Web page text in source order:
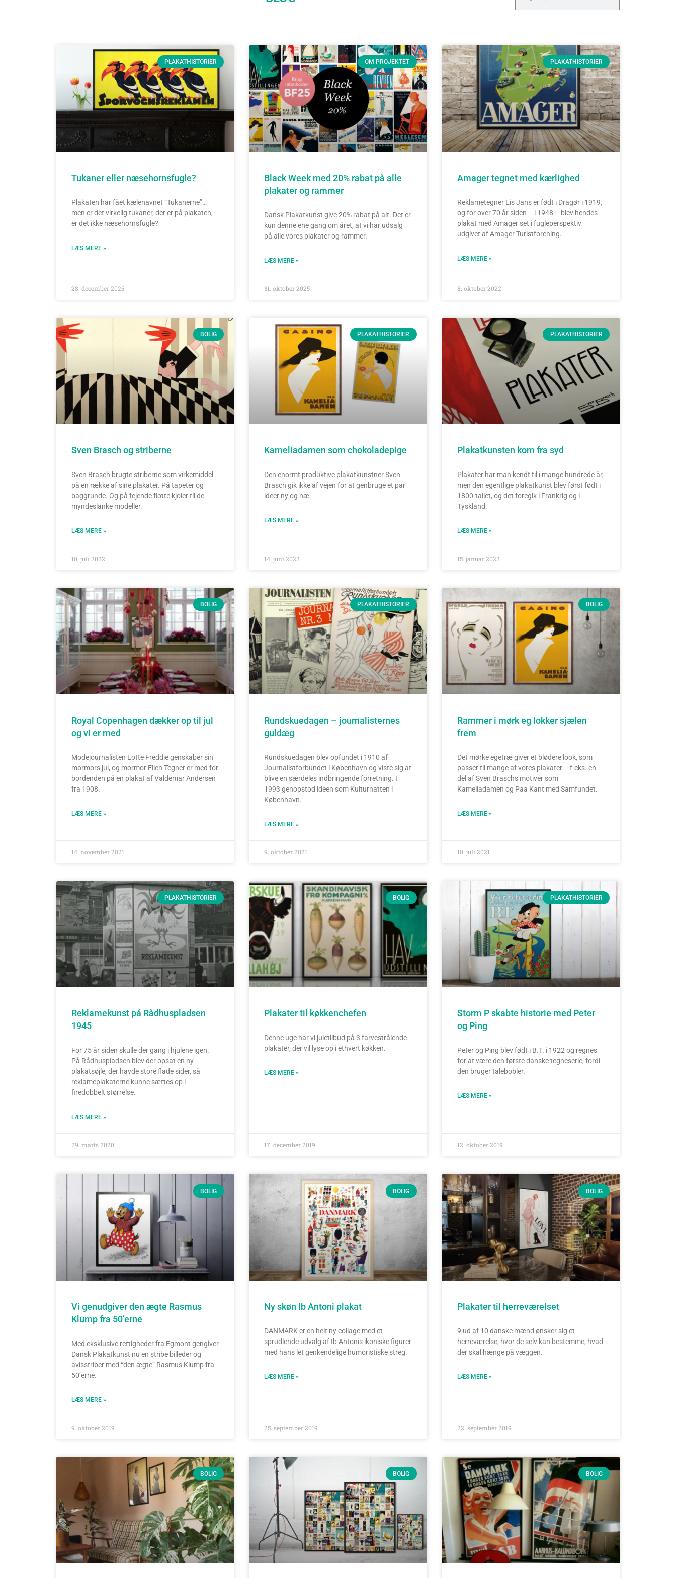
PLAKATHISTORIER
Tukaner eller næsehornsfugle?
Plakaten har fået kælenavnet “Tukanerne”…
men er det virkelig tukaner, der er på plakaten,
er det ikke næsehornsfugle?
LÆS MERE »
28. december 2025
OM PROJEKTET
Black Week med 20% rabat på alle
plakater og rammer
Dansk Plakatkunst give 20% rabat på alt. Det er
kun denne ene gang om året, at vi har udsalg
på alle vores plakater og rammer.
LÆS MERE »
31. oktober 2025
PLAKATHISTORIER
Amager tegnet med kærlighed
Reklametegner Lis Jans er født i Dragør i 1919,
og for over 70 år siden – i 1948 – blev hendes
plakat med Amager set i fugleperspektiv
udgivet af Amager Turistforening.
LÆS MERE »
8. oktober 2022
BOLIG
Sven Brasch og striberne
Sven Brasch brugte striberne som virkemiddel
på en række af sine plakater. På tapeter og
baggrunde. Og på fejende flotte kjoler til de
myndeslanke modeller.
LÆS MERE »
10. juli 2022
PLAKATHISTORIER
Kameliadamen som chokoladepige
Den enormt produktive plakatkunstner Sven
Brasch gik ikke af vejen for at genbruge et par
ideer ny og næ.
LÆS MERE »
14. juni 2022
PLAKATHISTORIER
Plakatkunsten kom fra syd
Plakater har man kendt til i mange hundrede år,
men den egentlige plakatkunst blev først født i
1800-tallet, og det foregik i Frankrig og i
Tyskland.
LÆS MERE »
15. januar 2022
BOLIG
Royal Copenhagen dækker op til jul
og vi er med
Modejournalisten Lotte Freddie genskaber sin
mormors jul, og mormor Ellen Tegner er med for
bordenden på en plakat af Valdemar Andersen
fra 1908.
LÆS MERE »
14. november 2021
PLAKATHISTORIER
Rundskuedagen – journalisternes
guldæg
Rundskuedagen blev opfundet i 1910 af
Journalistforbundet i København og viste sig at
blive en særdeles indbringende forretning. I
1993 genopstod ideen som Kulturnatten i
København.
LÆS MERE »
9. oktober 2021
BOLIG
Rammer i mørk eg lokker sjælen
frem
Det mørke egetræ giver et blødere look, som
passer til mange af vores plakater – f.eks. en
del af Sven Braschs motiver som
Kameliadamen og Paa Kant med Samfundet.
LÆS MERE »
10. juli 2021
PLAKATHISTORIER
Reklamekunst på Rådhuspladsen
1945
For 75 år siden skulle der gang i hjulene igen.
På Rådhuspladsen blev der opsat en ny
plakatsøjle, der havde store flade sider, så
reklameplakaterne kunne sættes op i
firedobbelt størrelse.
LÆS MERE »
29. marts 2020
BOLIG
Plakater til køkkenchefen
Denne uge har vi juletilbud på 3 farvestrålende
plakater, der vil lyse op i ethvert køkken.
LÆS MERE »
17. december 2019
PLAKATHISTORIER
Storm P skabte historie med Peter
og Ping
Peter og Ping blev født i B.T. i 1922 og regnes
for at være den første danske tegneserie, fordi
den bruger talebobler.
LÆS MERE »
12. oktober 2019
BOLIG
Vi genudgiver den ægte Rasmus
Klump fra 50’erne
Med eksklusive rettigheder fra Egmont gengiver
Dansk Plakatkunst nu en stribe billeder og
avisstriber med “den ægte” Rasmus Klump fra
50’erne.
LÆS MERE »
9. oktober 2019
BOLIG
Ny skøn Ib Antoni plakat
DANMARK er en helt ny collage med et
sprudlende udvalg af Ib Antonis ikoniske figurer
med hans let genkendelige humoristiske streg.
LÆS MERE »
25. september 2019
BOLIG
Plakater til herreværelset
9 ud af 10 danske mænd ønsker sig et
herreværelse, hvor de selv kan bestemme, hvad
der skal hænge på væggen.
LÆS MERE »
22. september 2019
BOLIG BOLIG BOLIG
SideSideSide Side